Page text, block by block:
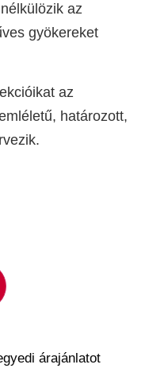
az
gyökereket
az
határozott,
árajánlatot